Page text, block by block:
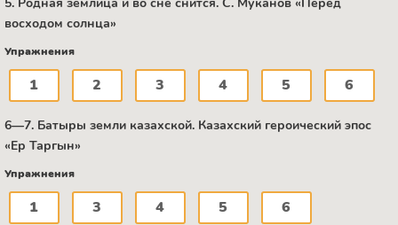
восходом солнца»
Упражнения
1 2 3 4 5 6
6—7. Батыры земли казахской. Казахский героический эпос
«Ер Таргын»
Упражнения
1 3 4 5 6